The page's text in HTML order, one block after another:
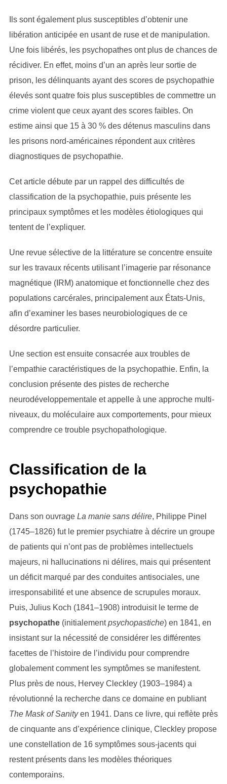
Ils sont également plus susceptibles d’obtenir une
libération anticipée en usant de ruse et de manipulation.
Une fois libérés, les psychopathes ont plus de chances de
récidiver. En effet, moins d’un an après leur sortie de
prison, les délinquants ayant des scores de psychopathie
élevés sont quatre fois plus susceptibles de commettre un
crime violent que ceux ayant des scores faibles. On
estime ainsi que 15 à 30 % des détenus masculins dans
les prisons nord-américaines répondent aux critères
diagnostiques de psychopathie.
Cet article débute par un rappel des difficultés de
classification de la psychopathie, puis présente les
principaux symptômes et les modèles étiologiques qui
tentent de l’expliquer.
Une revue sélective de la littérature se concentre ensuite
sur les travaux récents utilisant l’imagerie par résonance
magnétique (IRM) anatomique et fonctionnelle chez des
populations carcérales, principalement aux États-Unis,
afin d’examiner les bases neurobiologiques de ce
désordre particulier.
Une section est ensuite consacrée aux troubles de
l’empathie caractéristiques de la psychopathie. Enfin, la
conclusion présente des pistes de recherche
neurodéveloppementale et appelle à une approche multi-
niveaux, du moléculaire aux comportements, pour mieux
comprendre ce trouble psychopathologique.
Classification de la
psychopathie
Dans son ouvrage La manie sans délire, Philippe Pinel
(1745–1826) fut le premier psychiatre à décrire un groupe
de patients qui n’ont pas de problèmes intellectuels
majeurs, ni hallucinations ni délires, mais qui présentent
un déficit marqué par des conduites antisociales, une
irresponsabilité et une absence de scrupules moraux.
Puis, Julius Koch (1841–1908) introduisit le terme de
psychopathe(initialementpsychopastiche) en 1841, en
insistant sur la nécessité de considérer les différentes
facettes de l’histoire de l’individu pour comprendre
globalement comment les symptômes se manifestent.
Plus près de nous, Hervey Cleckley (1903–1984) a
révolutionné la recherche dans ce domaine en publiant
The Mask of Sanityen 1941. Dans ce livre, qui reflète près
de cinquante ans d’expérience clinique, Cleckley propose
une constellation de 16 symptômes sous-jacents qui
restent présents dans les modèles théoriques
contemporains.